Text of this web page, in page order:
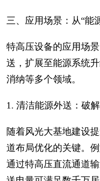
三、应用场景：从“能
特高压设备的应用场
送，扩展至能源系统
消纳等多个领域。
1. 清洁能源外送：破
随着风光大基地建设
道布局优化的关键。
通过特高压直流通道